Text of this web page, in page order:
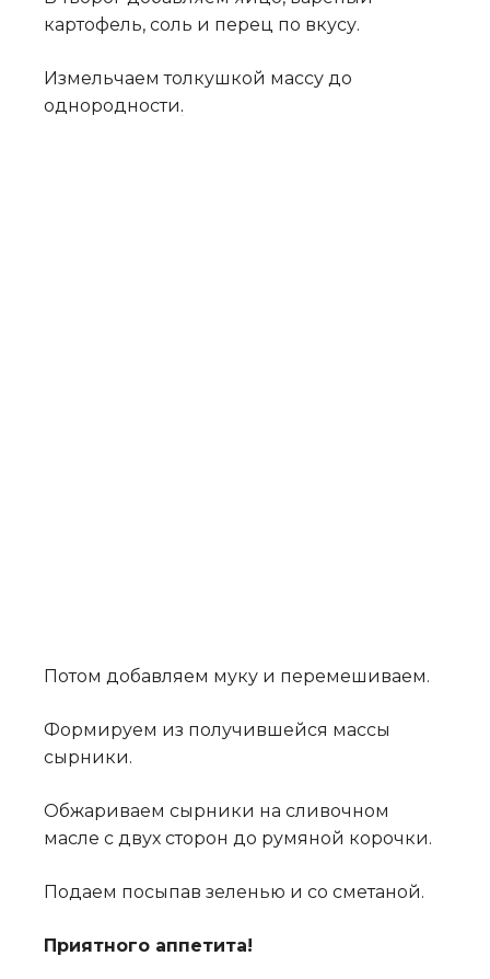
картофель, соль и перец по вкусу.
Измельчаем толкушкой массу до
однородности.
Потом добавляем муку и перемешиваем.
Формируем из получившейся массы
сырники.
Обжариваем сырники на сливочном
масле с двух сторон до румяной корочки.
Подаем посыпав зеленью и со сметаной.
Приятного аппетита!